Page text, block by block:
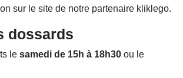
sur le site de notre partenaire kliklego.
dossards
le samedi de 15h à 18h30 ou le